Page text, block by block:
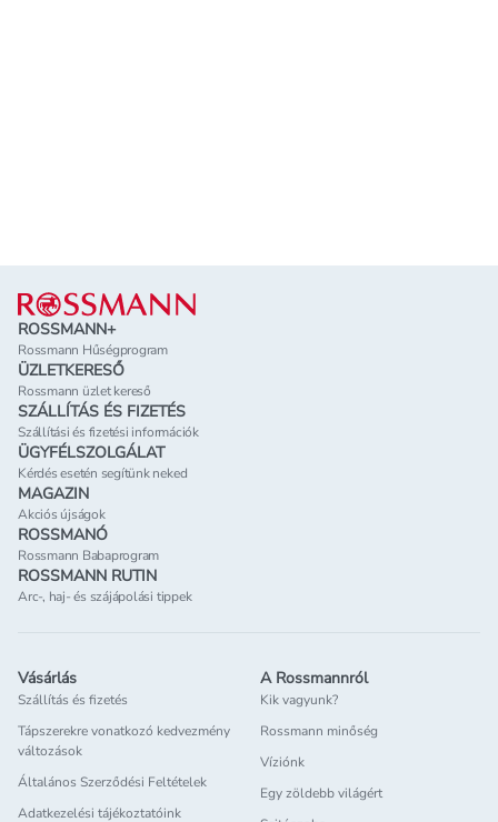
Lábléc
ROSSMANN+
Rossmann Hűségprogram
ÜZLETKERESŐ
Rossmann üzlet kereső
SZÁLLÍTÁS ÉS FIZETÉS
Szállítási és fizetési információk
ÜGYFÉLSZOLGÁLAT
Kérdés esetén segítünk neked
MAGAZIN
Akciós újságok
ROSSMANÓ
Rossmann Babaprogram
ROSSMANN RUTIN
Arc-, haj- és szájápolási tippek
Vásárlás
Szállítás és fizetés
Tápszerekre vonatkozó kedvezmény
változások
Általános Szerződési Feltételek
Adatkezelési tájékoztatóink
A Rossmannról
Kik vagyunk?
Rossmann minőség
Víziónk
Egy zöldebb világért